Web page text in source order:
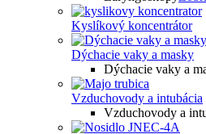
Kyslíkový koncentrátor
Dýchacie vaky a masky
Dýchacie vaky a
Vzduchovody a intubácia
Vzduchovody a